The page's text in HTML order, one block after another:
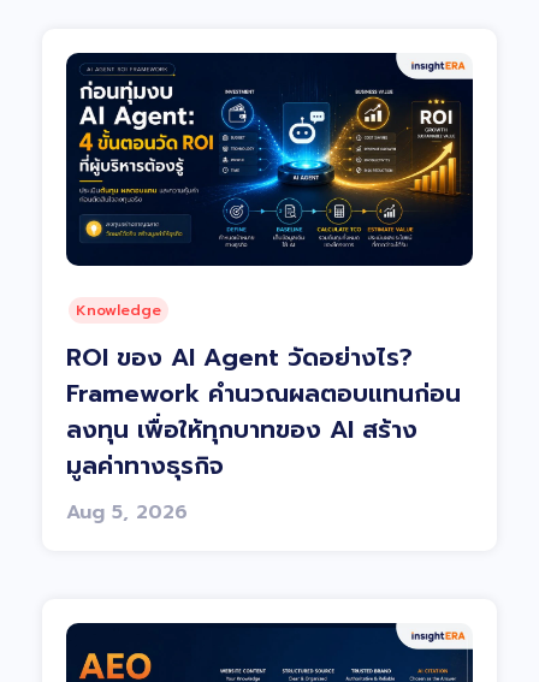
Knowledge
ROI ของ AI Agent วัดอย่างไร?
Framework คำนวณผลตอบแทนก่อน
ลงทุน เพื่อให้ทุกบาทของ AI สร้าง
มูลค่าทางธุรกิจ
Aug 5, 2026